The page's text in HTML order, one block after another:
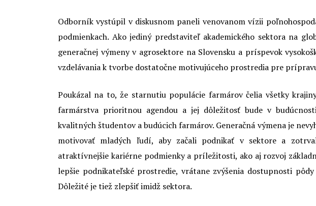
Odborník vystúpil v diskusnom paneli venovanom vízii
podmienkach. Ako jediný predstaviteľ akademického sektora na
generačnej výmeny v agrosektore na Slovensku a príspevok
vzdelávania k tvorbe dostatočne motivujúceho prostredia pre
Poukázal na to, že starnutiu populácie farmárov čelia všetky
farmárstva prioritnou agendou a jej dôležitosť bude v
kvalitných študentov a budúcich farmárov. Generačná výmena je
motivovať mladých ľudí, aby začali podnikať v sektore a
atraktívnejšie kariérne podmienky a príležitosti, ako aj rozvoj
lepšie podnikateľské prostredie, vrátane zvýšenia dostupnosti
Dôležité je tiež zlepšiť imidž sektora.